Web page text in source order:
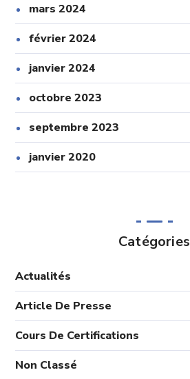
mars 2024
février 2024
janvier 2024
octobre 2023
septembre 2023
janvier 2020
Catégories
Actualités
Article De Presse
Cours De Certifications
Non Classé